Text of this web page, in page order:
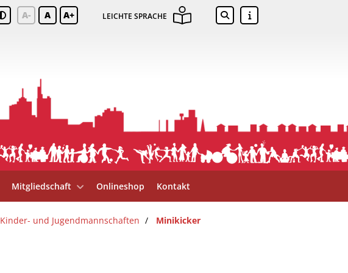
A- A A+ LEICHTE SPRACHE
Mitgliedschaft Onlineshop Kontakt
Kinder- und Jugendmannschaften Minikicker